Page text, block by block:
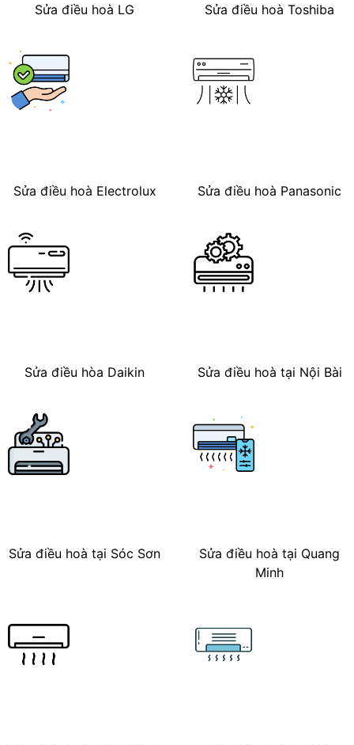
Sửa điều hoà LG Sửa điều hoà Toshiba
Sửa điều hoà Electrolux Sửa điều hoà Panasonic
Sửa điều hòa Daikin Sửa điều hoà tại Nội Bài
Sửa điều hoà tại Sóc Sơn
Sửa điều hoà tại Quang
Minh